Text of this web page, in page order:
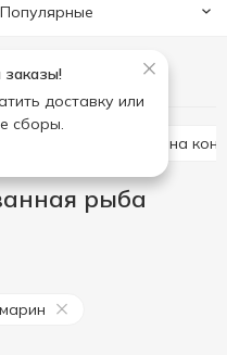
Популярные
доставку или
сборы.
Сардина
рыба